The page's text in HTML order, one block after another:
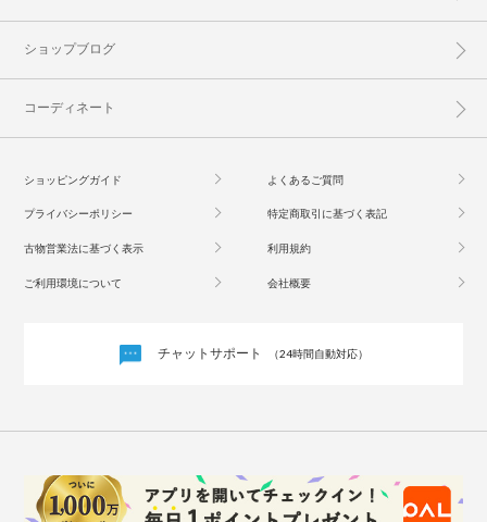
ショップブログ
コーディネート
ショッピングガイド よくあるご質問
プライバシーポリシー 特定商取引に基づく表記
古物営業法に基づく表示 利用規約
ご利用環境について 会社概要
チャットサポート （24時間自動対応）